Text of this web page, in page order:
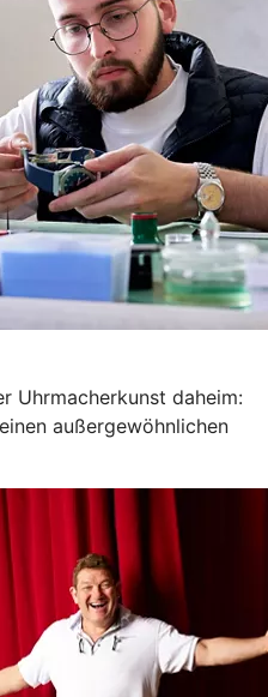
Uhrmacherkunst daheim:
außergewöhnlichen